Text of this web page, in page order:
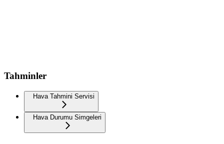
Tahminler
Hava Tahmini Servisi
Hava Durumu Simgeleri